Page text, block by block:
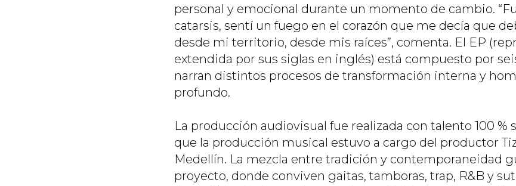
personal y emocional durante un momento de cambio.
catarsis, sentí un fuego en el corazón que me decía que
desde mi territorio, desde mis raíces”, comenta. El EP
extendida por sus siglas en inglés) está compuesto por
narran distintos procesos de transformación interna y
profundo.
La producción audiovisual fue realizada con talento 100 %
que la producción musical estuvo a cargo del productor
Medellín. La mezcla entre tradición y contemporaneidad
proyecto, donde conviven gaitas, tamboras, trap, R&B y